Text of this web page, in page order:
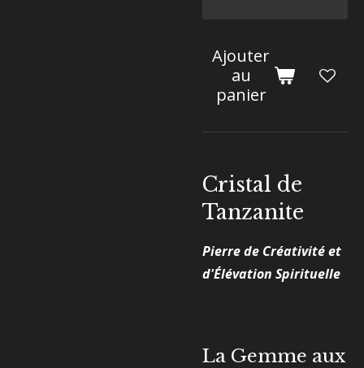
Ajouter
au
panier
Cristal de
Tanzanite
Pierre de Créativité et
d'Élévation Spirituelle
La Gemme aux